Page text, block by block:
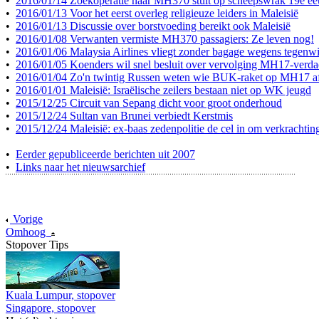
• 2016/01/13 Voor het eerst overleg religieuze leiders in Maleisië
• 2016/01/13 Discussie over borstvoeding bereikt ook Maleisië
• 2016/01/08 Verwanten vermiste MH370 passagiers: Ze leven nog!
• 2016/01/06 Malaysia Airlines vliegt zonder bagage wegens
• 2016/01/05 Koenders wil snel besluit over vervolging MH17-
• 2016/01/04 Zo'n twintig Russen weten wie BUK-raket op MH17
• 2016/01/01 Maleisië: Israëlische zeilers bestaan niet op WK jeugd
• 2015/12/25 Circuit van Sepang dicht voor groot onderhoud
• 2015/12/24 Sultan van Brunei verbiedt Kerstmis
• 2015/12/24 Maleisië: ex-baas zedenpolitie de cel in om
• Eerder gepubliceerde berichten uit 2007
• Links naar het nieuwsarchief
Vorige
Omhoog
Stopover Tips
Kuala Lumpur, stopover
Singapore, stopover